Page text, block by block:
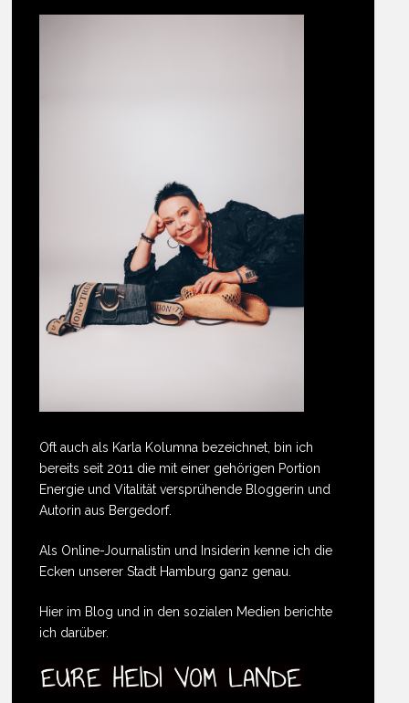
Oft auch als Karla Kolumna bezeichnet, bin ich
bereits seit 2011 die mit einer gehörigen Portion
Energie und Vitalität versprühende Bloggerin und
Autorin aus Bergedorf.
Als Online-Journalistin und Insiderin kenne ich die
Ecken unserer Stadt Hamburg ganz genau.
Hier im Blog und in den sozialen Medien berichte
ich darüber.